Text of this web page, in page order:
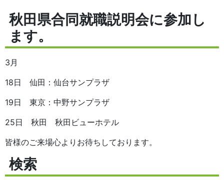
秋田県合同就職説明会に参加し
ます。
3月
18日 仙田：仙台サンプラザ
19日 東京：中野サンプラザ
25日 秋田 秋田ビューホテル
皆様のご来場心よりお待ちしております。
検索